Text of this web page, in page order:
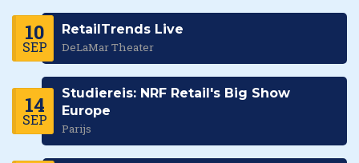
10
SEP
RetailTrends Live
DeLaMar Theater
14
SEP
Studiereis: NRF Retail's Big Show
Europe
Parijs